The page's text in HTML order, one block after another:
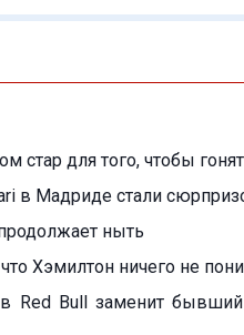
стар для того, чтобы
в Мадриде стали
ныть
Хэмилтон ничего не
Red Bull заменит